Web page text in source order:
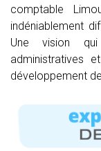
comptable
indéniablement
Une vision
administratives
développement